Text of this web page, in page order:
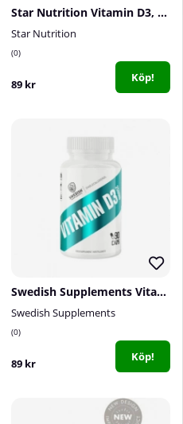
Star Nutrition Vitamin D3, 90 caps
Star Nutrition
0
89 kr Köp!
Swedish Supplements Vitamin D3 2500IU, 90 caps
Swedish Supplements
0
89 kr Köp!